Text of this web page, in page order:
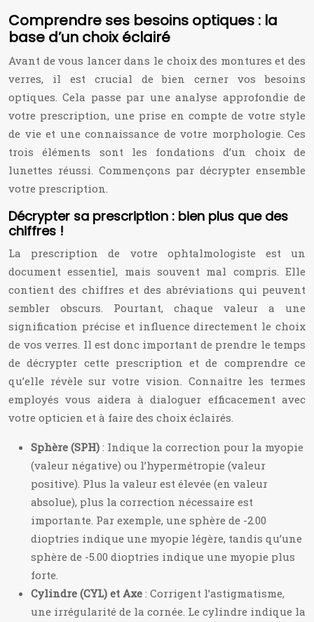
Comprendre ses besoins optiques : la
base d’un choix éclairé
Avant de vous lancer dans le choix des montures et des
verres, il est crucial de bien cerner vos besoins
optiques. Cela passe par une analyse approfondie de
votre prescription, une prise en compte de votre style
de vie et une connaissance de votre morphologie. Ces
trois éléments sont les fondations d’un choix de
lunettes réussi. Commençons par décrypter ensemble
votre prescription.
Décrypter sa prescription : bien plus que des
chiffres !
La prescription de votre ophtalmologiste est un
document essentiel, mais souvent mal compris. Elle
contient des chiffres et des abréviations qui peuvent
sembler obscurs. Pourtant, chaque valeur a une
signification précise et influence directement le choix
de vos verres. Il est donc important de prendre le temps
de décrypter cette prescription et de comprendre ce
qu’elle révèle sur votre vision. Connaître les termes
employés vous aidera à dialoguer efficacement avec
votre opticien et à faire des choix éclairés.
Sphère (SPH) : Indique la correction pour la myopie
(valeur négative) ou l’hypermétropie (valeur
positive). Plus la valeur est élevée (en valeur
absolue), plus la correction nécessaire est
importante. Par exemple, une sphère de -2.00
dioptries indique une myopie légère, tandis qu’une
sphère de -5.00 dioptries indique une myopie plus
forte.
Cylindre (CYL) et Axe : Corrigent l’astigmatisme,
une irrégularité de la cornée. Le cylindre indique la